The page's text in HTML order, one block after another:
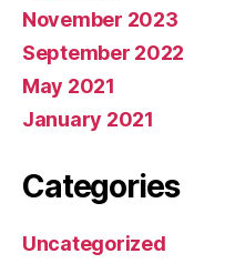
November 2023
September 2022
May 2021
January 2021
Categories
Uncategorized